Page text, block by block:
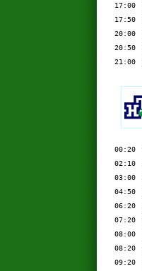
17:00
17:50
20:00
20:50
21:00
00:20
02:10
03:00
04:50
06:20
07:20
08:00
08:20
09:20